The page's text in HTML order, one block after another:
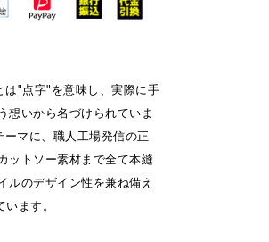
"点字"を意味し、実際に手
想いから名づけられていま
ーマに、職人工場発信の正
ットソー素材まで全て本縫
ルのデザイン性を兼ね備え
ます。